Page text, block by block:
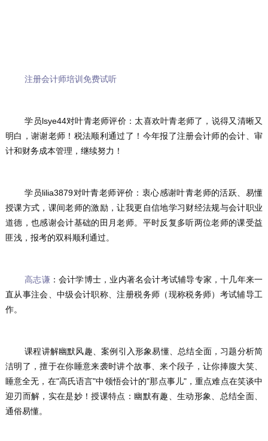
注册会计师培训免费试听
	学员lsye44对叶青老师评价：太喜欢叶青老师了，说得又清晰又
明白，谢谢老师！税法顺利通过了！今年报了注册会计师的会计、审
计和财务成本管理，继续努力！
	学员lilia3879对叶青老师评价：衷心感谢叶青老师的活跃、易懂
授课方式，课间老师的激励，让我更自信地学习财经法规与会计职业
道德，也感谢会计基础的田月老师。平时反复多听两位老师的课受益
匪浅，报考的双科顺利通过。
高志谦：会计学博士，业内著名会计考试辅导专家，十几年来一
直从事注会、中级会计职称、注册税务师（现称税务师）考试辅导工
作。
	课程讲解幽默风趣、案例引入形象易懂、总结全面，习题分析简
洁明了，擅于在你睡意来袭时讲个故事、来个段子，让你捧腹大笑、
睡意全无，在"高氏语言"中领悟会计的"那点事儿"，重点难点在笑谈中
迎刃而解，实在是妙！授课特点：幽默有趣、生动形象、总结全面、
通俗易懂。